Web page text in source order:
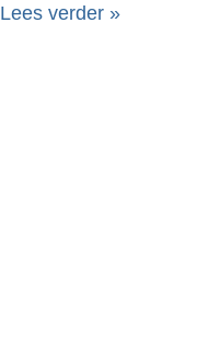
Lees verder »